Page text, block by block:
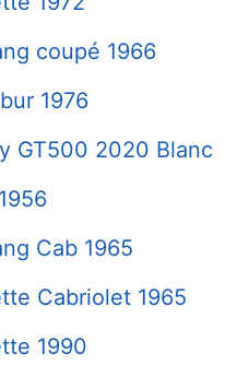
coupé 1966
1976
GT500 2020 Blanc
Cab 1965
Cabriolet 1965
1990